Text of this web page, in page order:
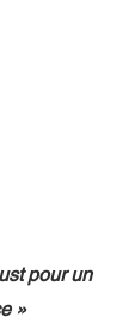
pour un
»